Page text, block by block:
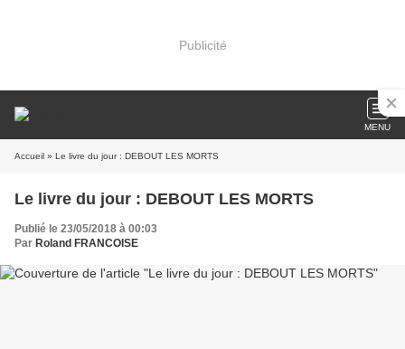
Publicité
MENU
Accueil » Le livre du jour : DEBOUT LES MORTS
Le livre du jour : DEBOUT LES MORTS
Publié le 23/05/2018 à 00:03
Par Roland FRANCOISE